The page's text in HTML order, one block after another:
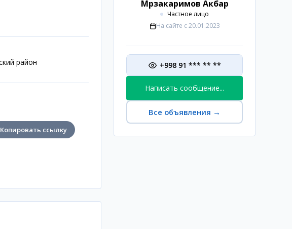
район
Копировать ссылку
Мрзакаримов Акбар
Частное лицо
На сайте с 20.01.2023
+998 91 *** ** **
Написать сообщение...
Все объявления →